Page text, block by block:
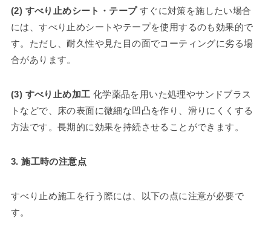
(2) すべり止めシート・テープすぐに対策を施したい場合
には、すべり止めシートやテープを使用するのも効果的で
す。ただし、耐久性や見た目の面でコーティングに劣る場
合があります。
(3) すべり止め加工 化学薬品を用いた処理やサンドブラス
トなどで、床の表面に微細な凹凸を作り、滑りにくくする
方法です。長期的に効果を持続させることができます。
3. 施工時の注意点
すべり止め施工を行う際には、以下の点に注意が必要で
す。